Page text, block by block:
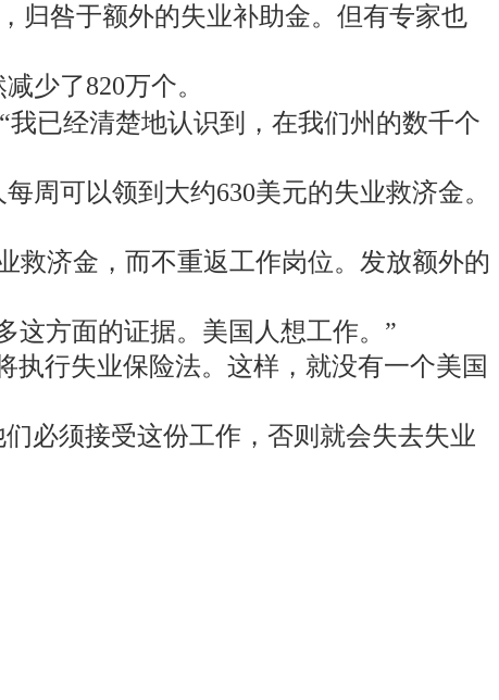
归咎于额外的失业补助金。但有专家也
少了820万个。
我已经清楚地认识到，在我们州的数千个
周可以领到大约630美元的失业救济金。
救济金，而不重返工作岗位。发放额外的
这方面的证据。美国人想工作。”
执行失业保险法。这样，就没有一个美国
必须接受这份工作，否则就会失去失业